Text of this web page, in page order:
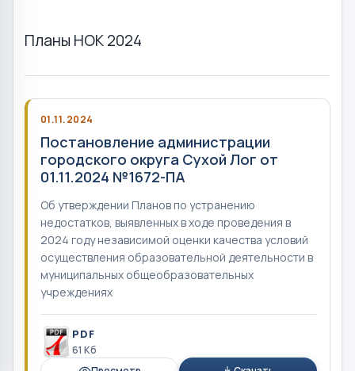
Планы НОК 2024
01.11.2024
Постановление администрации
городского округа Сухой Лог от
01.11.2024 №1672-ПА
Об утверждении Планов по устранению
недостатков, выявленных в ходе проведения в
2024 году независимой оценки качества условий
осуществления образовательной деятельности в
муниципальных общеобразовательных
учреждениях
PDF
61 Кб